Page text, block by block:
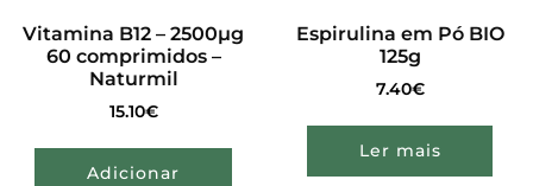
Vitamina B12 – 2500µg
60 comprimidos –
Naturmil
15.10€
Adicionar
Espirulina em Pó BIO
125g
7.40€
Ler mais